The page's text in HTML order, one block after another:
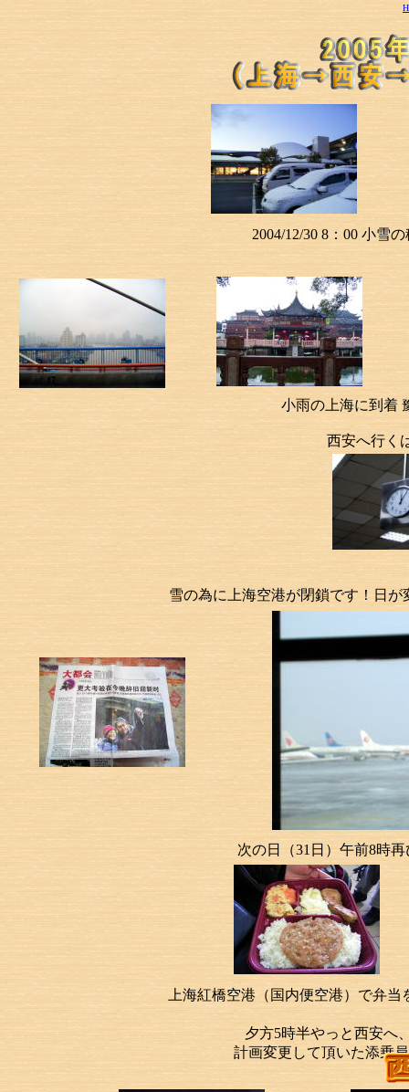
2004/12/30 8：00 小雪
小雨の上海に到着
西安へ行く
雪の為に上海空港が閉鎖です！日
次の日（31日）午前8時
上海紅橋空港（国内便空港）で弁
夕方5時半やっと西安へ
計画変更して頂いた添乗